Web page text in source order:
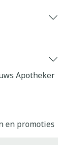
Apotheker
en promoties